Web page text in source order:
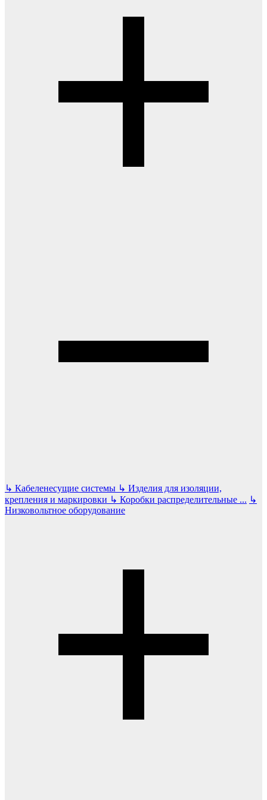
↳ Кабеленесущие системы ↳ Изделия для изоляции,
крепления и маркировки ↳ Коробки распределительные ... ↳
Низковольтное оборудование